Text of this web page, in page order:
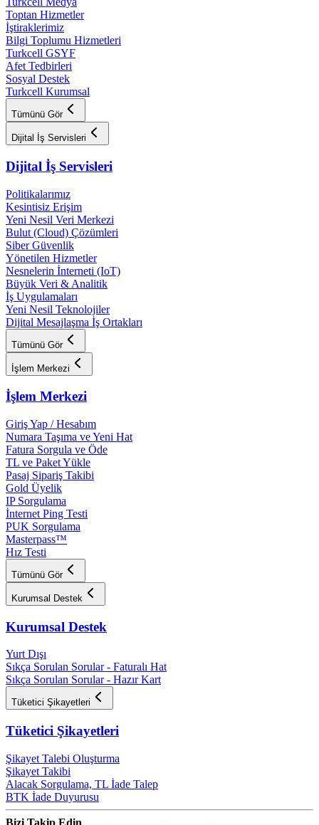
Toptan Hizmetler
İştiraklerimiz
Bilgi Toplumu Hizmetleri
Turkcell GSYF
Afet Tedbirleri
Sosyal Destek
Turkcell Kurumsal
Tümünü Gör
Dijital İş Servisleri
Dijital İş Servisleri
Politikalarımız
Kesintisiz Erişim
Yeni Nesil Veri Merkezi
Bulut (Cloud) Çözümleri
Siber Güvenlik
Yönetilen Hizmetler
Nesnelerin İnterneti (IoT)
Büyük Veri & Analitik
İş Uygulamaları
Yeni Nesil Teknolojiler
Dijital Mesajlaşma İş Ortakları
Tümünü Gör
İşlem Merkezi
İşlem Merkezi
Giriş Yap / Hesabım
Numara Taşıma ve Yeni Hat
Fatura Sorgula ve Öde
TL ve Paket Yükle
Pasaj Sipariş Takibi
Gold Üyelik
IP Sorgulama
İnternet Ping Testi
PUK Sorgulama
Masterpass™
Hız Testi
Tümünü Gör
Kurumsal Destek
Kurumsal Destek
Yurt Dışı
Sıkça Sorulan Sorular - Faturalı Hat
Sıkça Sorulan Sorular - Hazır Kart
Tüketici Şikayetleri
Tüketici Şikayetleri
Şikayet Talebi Oluşturma
Şikayet Takibi
Alacak Sorgulama, TL İade Talep​
BTK İade Duyurusu
Bizi Takip Edin